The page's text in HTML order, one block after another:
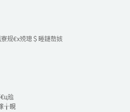
规€х殑璁＄畻鏈嶅姟
兘
╁睍